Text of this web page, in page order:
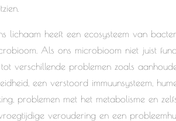
lichaam heeft een ecosysteem van
Als ons microbioom niet juist
verschillende problemen zoals
een verstoord immuunsysteem,
problemen met het metabolisme en
veroudering en een